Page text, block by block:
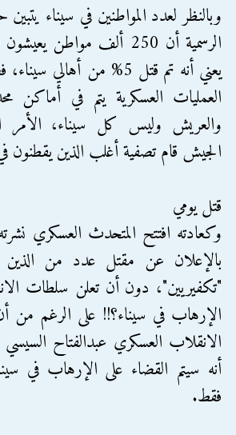
وبالنظر لعدد المواطنين في سيناء
الرسمية أن 250 ألف مواطن
يعني أنه تم قتل 5% من
العمليات العسكرية يتم في أماكن
والعريش وليس كل سيناء،
الجيش قام تصفية أغلب الذين يقطنون
قتل يومي
وكعادته افتتح المتحدث العسكري
بالإعلان عن مقتل عدد من
"تكفيريين"، دون أن تعلن سلطات
الإرهاب في سيناء؟!! على الرغم من
الانقلاب العسكري عبدالفتاح السيسي
أنه سيتم القضاء على الإرهاب في
فقط.